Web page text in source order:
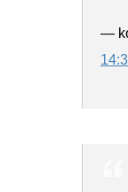
—